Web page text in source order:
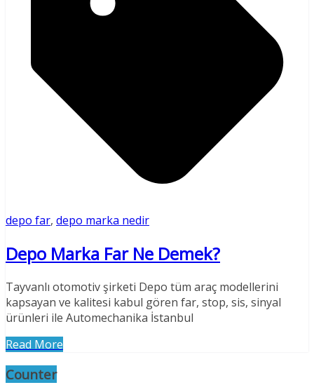
depo far, depo marka nedir
Depo Marka Far Ne Demek?
Tayvanlı otomotiv şirketi Depo tüm araç modellerini
kapsayan ve kalitesi kabul gören far, stop, sis, sinyal
ürünleri ile Automechanika İstanbul
Read More
Counter